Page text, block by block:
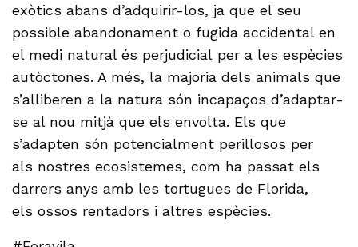
exòtics abans d’adquirir-los, ja que el seu
possible abandonament o fugida accidental en
el medi natural és perjudicial per a les espècies
autòctones. A més, la majoria dels animals que
s’alliberen a la natura són incapaços d’adaptar-
se al nou mitjà que els envolta. Els que
s’adapten són potencialment perillosos per
als nostres ecosistemes, com ha passat els
darrers anys amb les tortugues de Florida,
els ossos rentadors i altres espècies.